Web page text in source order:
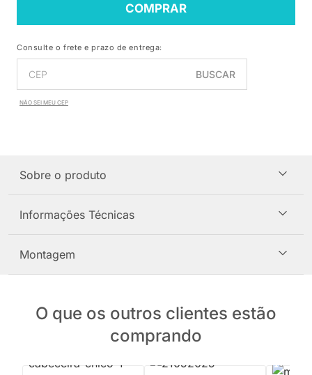
COMPRAR
Consulte o frete e prazo de entrega:
BUSCAR
NÃO SEI MEU CEP
Sobre o produto
Informações Técnicas
Montagem
O que os outros clientes estão
comprando